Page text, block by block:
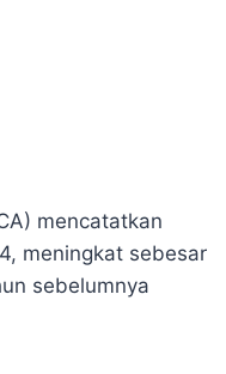
mencatatkan
meningkat sebesar
sebelumnya